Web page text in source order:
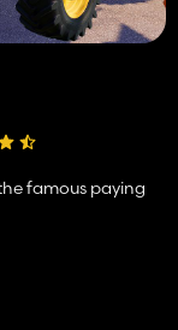
famous paying